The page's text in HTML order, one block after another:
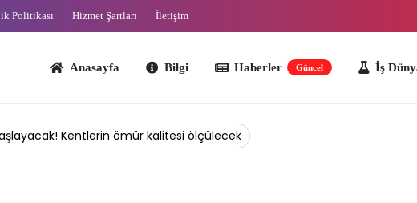
Politikası Hizmet Şartları İletişim
Anasayfa Haberler İş Dünyası
Kentlerin ömür kalitesi ölçülecek